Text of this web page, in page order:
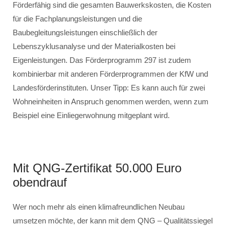
Förderfähig sind die gesamten Bauwerkskosten, die Kosten
für die Fachplanungsleistungen und die
Baubegleitungsleistungen einschließlich der
Lebenszyklusanalyse und der Materialkosten bei
Eigenleistungen. Das Förderprogramm 297 ist zudem
kombinierbar mit anderen Förderprogrammen der KfW und
Landesförderinstituten. Unser Tipp: Es kann auch für zwei
Wohneinheiten in Anspruch genommen werden, wenn zum
Beispiel eine Einliegerwohnung mitgeplant wird.
Mit QNG-Zertifikat 50.000 Euro
obendrauf
Wer noch mehr als einen klimafreundlichen Neubau
umsetzen möchte, der kann mit dem QNG – Qualitätssiegel